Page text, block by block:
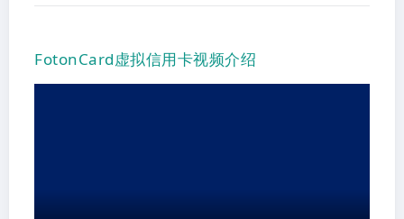
FotonCard虚拟信用卡视频介绍